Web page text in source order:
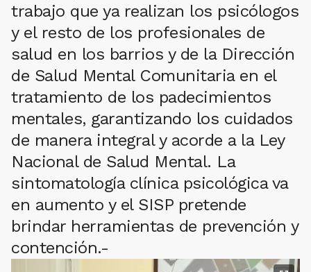
trabajo que ya realizan los psicólogos
y el resto de los profesionales de
salud en los barrios y de la Dirección
de Salud Mental Comunitaria en el
tratamiento de los padecimientos
mentales, garantizando los cuidados
de manera integral y acorde a la Ley
Nacional de Salud Mental. La
sintomatología clínica psicológica va
en aumento y el SISP pretende
brindar herramientas de prevención y
contención.-